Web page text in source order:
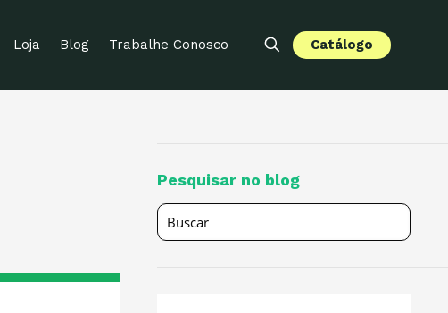
Loja Blog Trabalhe Conosco Catálogo
Pesquisar no blog